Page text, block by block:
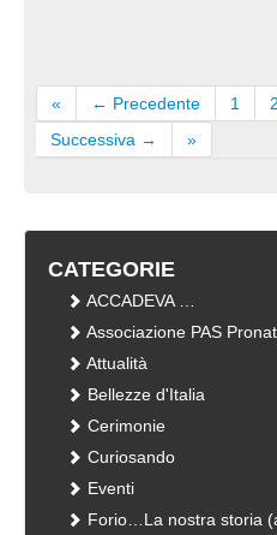
« ← Precedente 1 2
Successiva →
»
CATEGORIE
ACCADEVA …
Associazione PAS
Attualità
Bellezze d'Italia
Cerimonie
Curiosando
Eventi
Forio…La nostra storia